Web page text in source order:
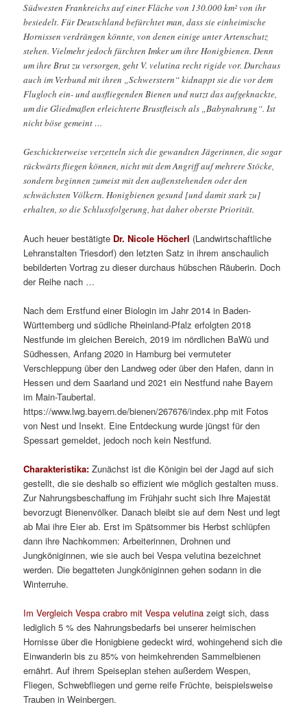
Südwesten Frankreichs auf einer Fläche von 130.000 km² von ihr
besiedelt. Für Deutschland befürchtet man, dass sie einheimische
Hornissen verdrängen könnte, von denen einige unter Artenschutz
stehen. Vielmehr jedoch fürchten Imker um ihre Honigbienen. Denn
um ihre Brut zu versorgen, geht V. velutina recht rigide vor. Durchaus
auch im Verbund mit ihren „Schwerstern“ kidnappt sie die vor dem
Flugloch ein- und ausfliegenden Bienen und nutzt das aufgeknackte,
um die Gliedmaßen erleichterte Brustfleisch als „Babynahrung“. Ist
nicht böse gemeint …
Geschickterweise verzetteln sich die gewandten Jägerinnen, die sogar
rückwärts fliegen können, nicht mit dem Angriff auf mehrere Stöcke,
sondern beginnen zumeist mit den außenstehenden oder den
schwächsten Völkern. Honigbienen gesund [und damit stark zu]
erhalten, so die Schlussfolgerung, hat daher oberste Priorität.
Auch heuer bestätigte Dr. Nicole Höcherl (Landwirtschaftliche
Lehranstalten Triesdorf) den letzten Satz in ihrem anschaulich
bebilderten Vortrag zu dieser durchaus hübschen Räuberin. Doch
der Reihe nach …
Nach dem Erstfund einer Biologin im Jahr 2014 in Baden-
Württemberg und südliche Rheinland-Pfalz erfolgten 2018
Nestfunde im gleichen Bereich, 2019 im nördlichen BaWü und
Südhessen, Anfang 2020 in Hamburg bei vermuteter
Verschleppung über den Landweg oder über den Hafen, dann in
Hessen und dem Saarland und 2021 ein Nestfund nahe Bayern
im Main-Taubertal.
https://www.lwg.bayern.de/bienen/267676/index.php mit Fotos
von Nest und Insekt. Eine Entdeckung wurde jüngst für den
Spessart gemeldet, jedoch noch kein Nestfund.
Charakteristika: Zunächst ist die Königin bei der Jagd auf sich
gestellt, die sie deshalb so effizient wie möglich gestalten muss.
Zur Nahrungsbeschaffung im Frühjahr sucht sich Ihre Majestät
bevorzugt Bienenvölker. Danach bleibt sie auf dem Nest und legt
ab Mai ihre Eier ab. Erst im Spätsommer bis Herbst schlüpfen
dann ihre Nachkommen: Arbeiterinnen, Drohnen und
Jungköniginnen, wie sie auch bei Vespa velutina bezeichnet
werden. Die begatteten Jungköniginnen gehen sodann in die
Winterruhe.
Im Vergleich Vespa crabro mit Vespa velutina zeigt sich, dass
lediglich 5 % des Nahrungsbedarfs bei unserer heimischen
Hornisse über die Honigbiene gedeckt wird, wohingehend sich die
Einwanderin bis zu 85% von heimkehrenden Sammelbienen
ernährt. Auf ihrem Speiseplan stehen außerdem Wespen,
Fliegen, Schwebfliegen und gerne reife Früchte, beispielsweise
Trauben in Weinbergen.